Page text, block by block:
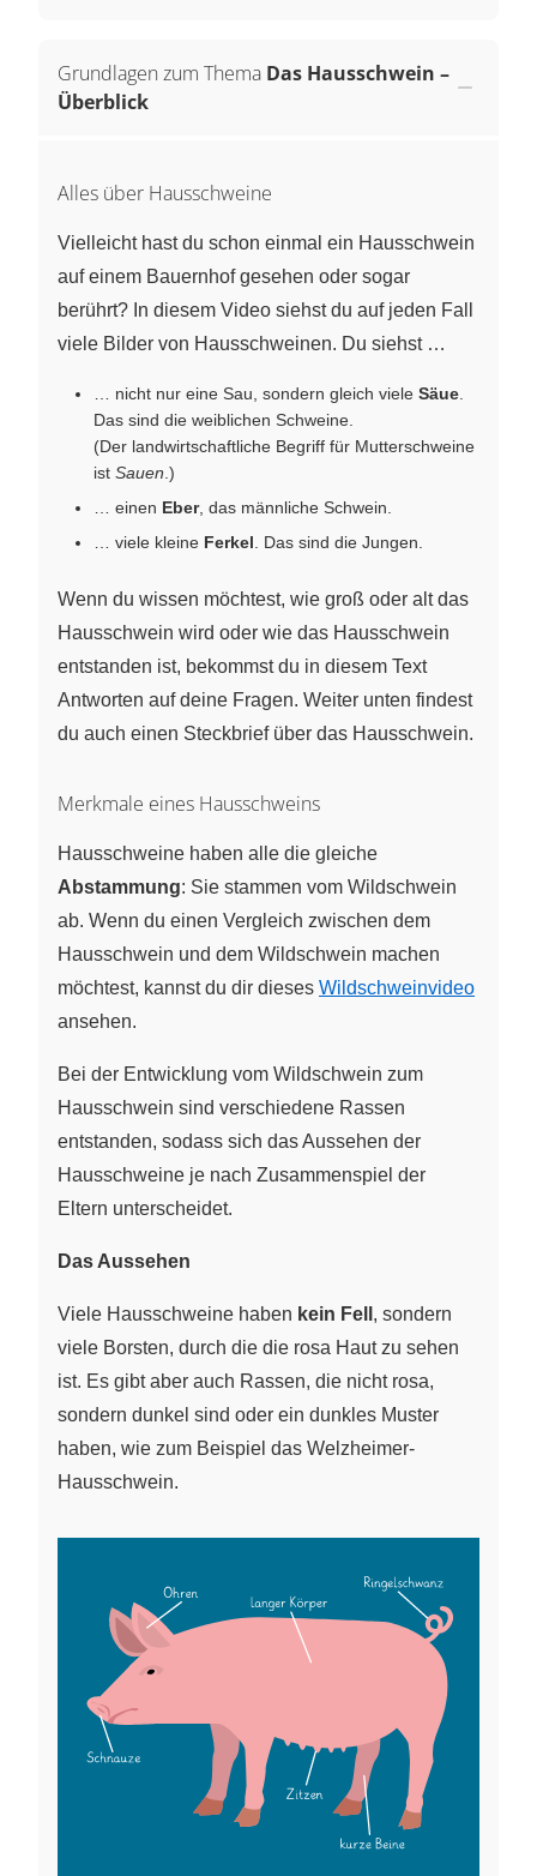
Grundlagen zum Thema Das Hausschwein –
Überblick
Alles über Hausschweine
Vielleicht hast du schon einmal ein Hausschwein
auf einem Bauernhof gesehen oder sogar
berührt? In diesem Video siehst du auf jeden Fall
viele Bilder von Hausschweinen. Du siehst …
… nicht nur eine Sau, sondern gleich viele Säue
Das sind die weiblichen Schweine.
(Der landwirtschaftliche Begriff für Mutterschweine
ist Sauen .)
… einen Eber, das männliche Schwein.
… viele kleine Ferkel . Das sind die Jungen.
Wenn du wissen möchtest, wie groß oder alt das
Hausschwein wird oder wie das Hausschwein
entstanden ist, bekommst du in diesem Text
Antworten auf deine Fragen. Weiter unten findest
du auch einen Steckbrief über das Hausschwein.
Merkmale eines Hausschweins
Hausschweine haben alle die gleiche
Abstammung: Sie stammen vom Wildschwein
ab. Wenn du einen Vergleich zwischen dem
Hausschwein und dem Wildschwein machen
möchtest, kannst du dir dieses Wildschweinvideo
ansehen.
Bei der Entwicklung vom Wildschwein zum
Hausschwein sind verschiedene Rassen
entstanden, sodass sich das Aussehen der
Hausschweine je nach Zusammenspiel der
Eltern unterscheidet.
Das Aussehen
Viele Hausschweine haben kein Fell , sondern
viele Borsten, durch die die rosa Haut zu sehen
ist. Es gibt aber auch Rassen, die nicht rosa,
sondern dunkel sind oder ein dunkles Muster
haben, wie zum Beispiel das Welzheimer-
Hausschwein.